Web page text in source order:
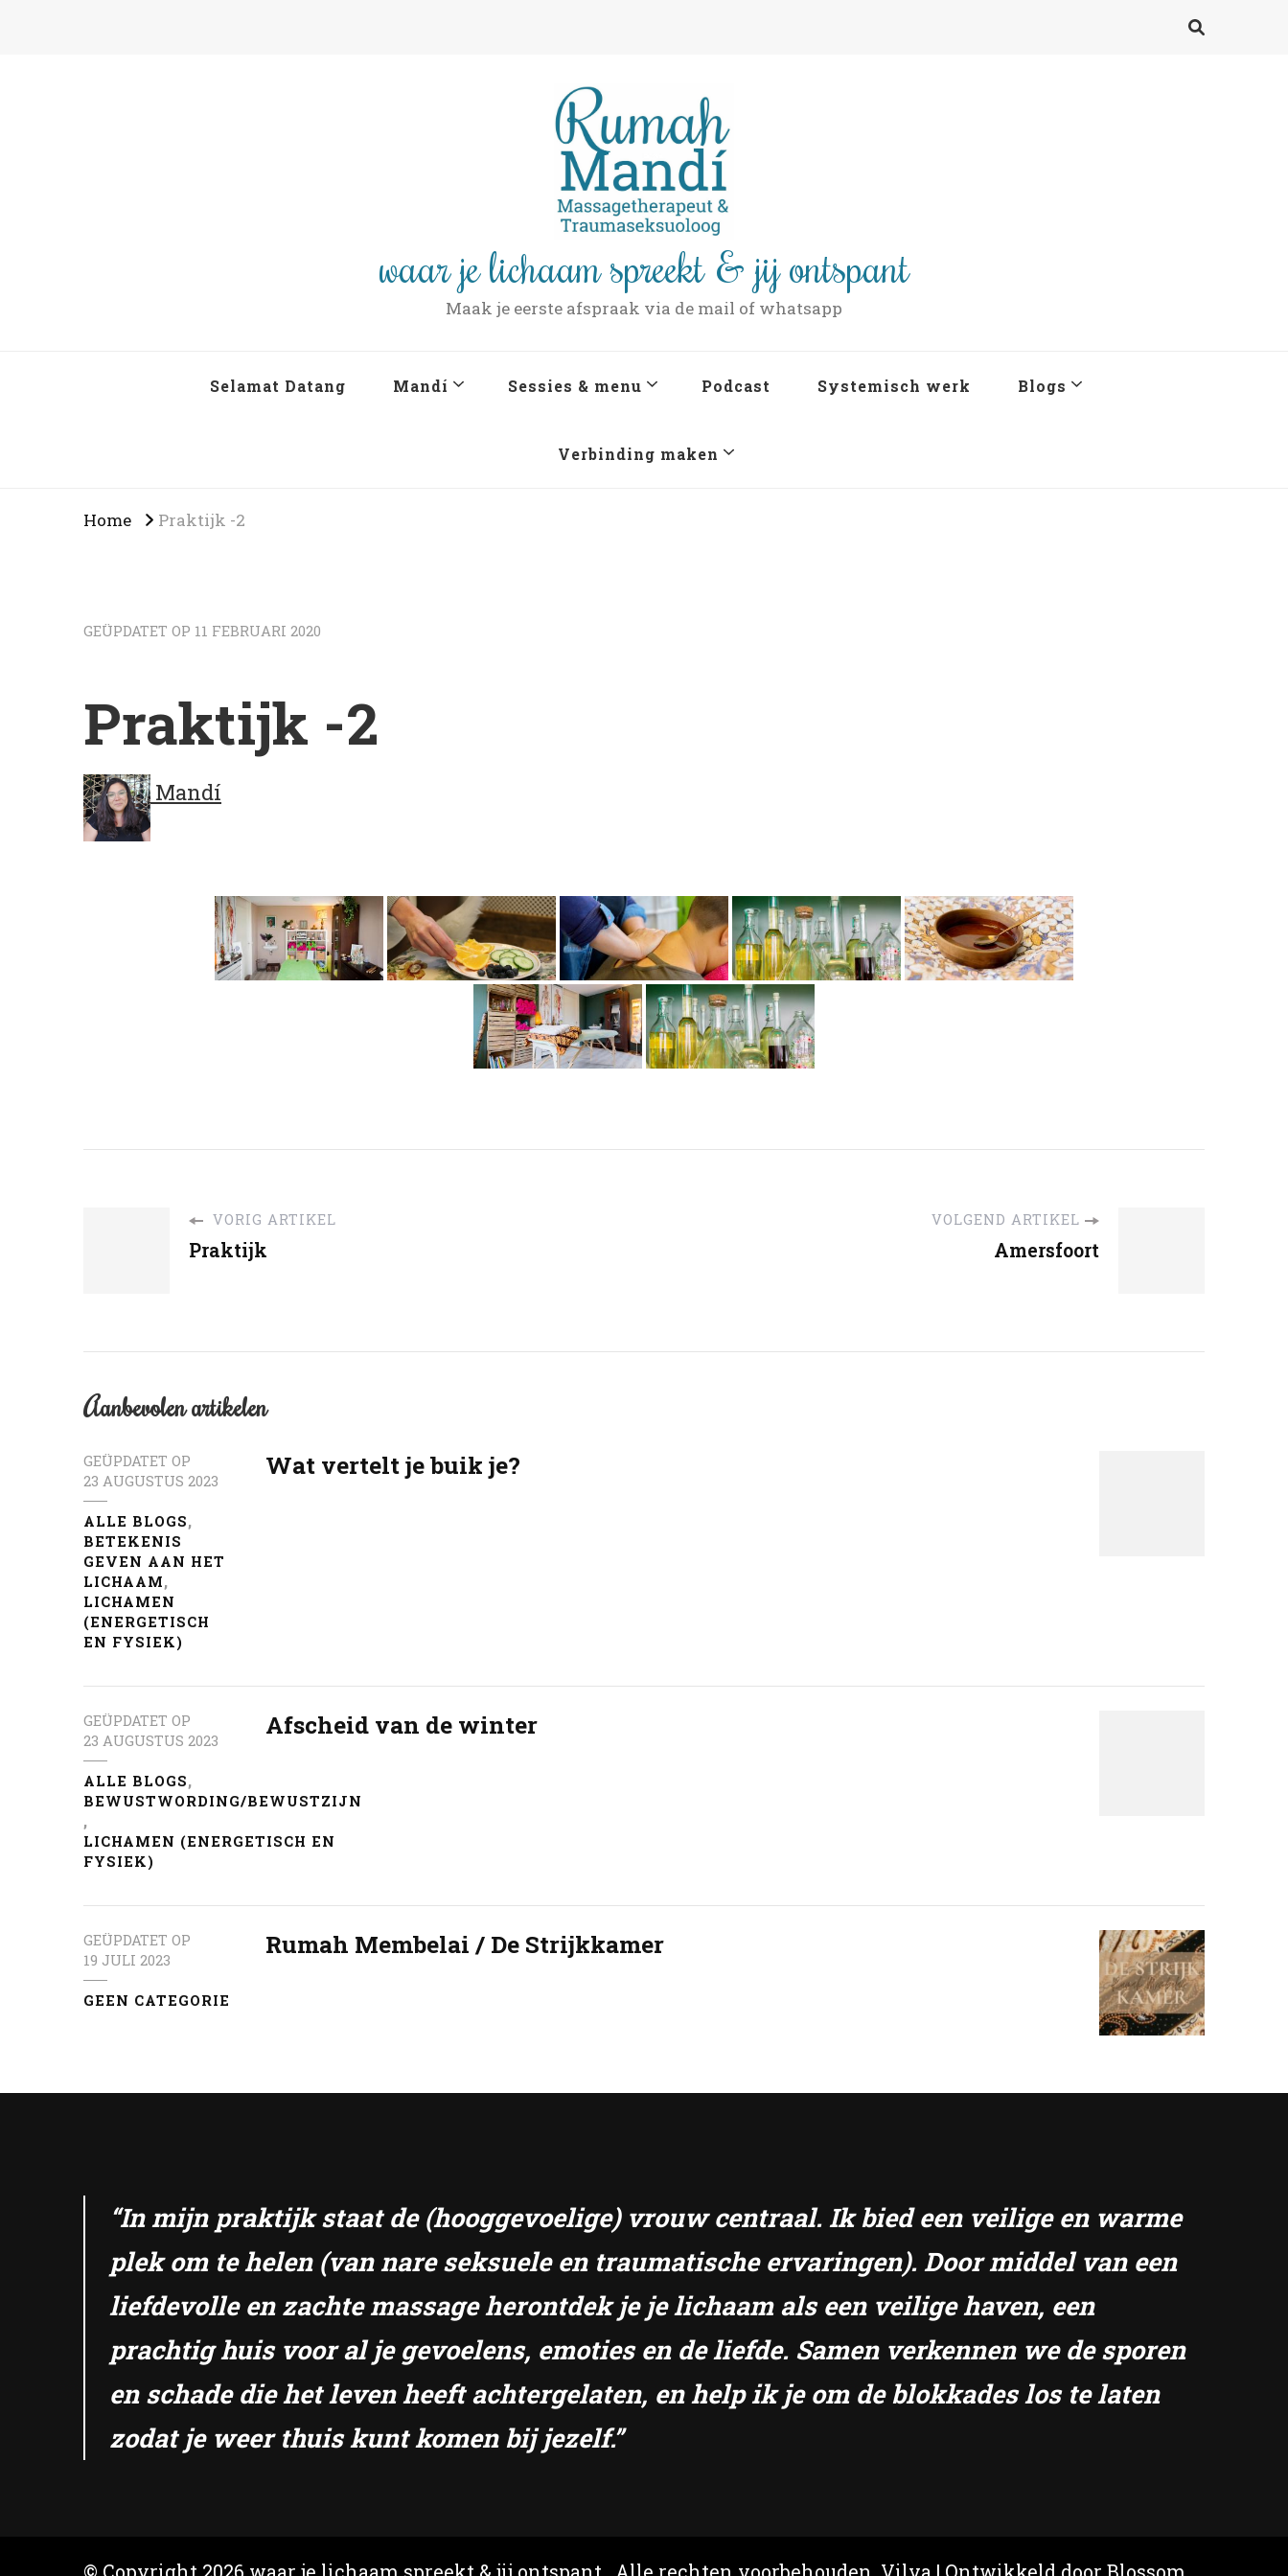
waar je lichaam spreekt & jij ontspant
Maak je eerste afspraak via de mail of whatsapp
Selamat Datang Mandí Sessies & menu Podcast Systemisch werk Blogs
Verbinding maken
Home Praktijk -2
GEÜPDATET OP 11 FEBRUARI 2020
Praktijk -2
Mandí
VORIG ARTIKEL
Praktijk
VOLGEND ARTIKEL
Amersfoort
Aanbevolen artikelen
GEÜPDATET OP
23 AUGUSTUS 2023
ALLE BLOGS
BETEKENIS
GEVEN AAN HET
LICHAAM
LICHAMEN
(ENERGETISCH
EN FYSIEK)
Wat vertelt je buik je?
GEÜPDATET OP
23 AUGUSTUS 2023
ALLE BLOGS
BEWUSTWORDING/BEWUSTZIJN
LICHAMEN (ENERGETISCH EN
FYSIEK)
Afscheid van de winter
GEÜPDATET OP
19 JULI 2023
GEEN CATEGORIE
Rumah Membelai / De Strijkkamer
“In mijn praktijk staat de (hooggevoelige) vrouw centraal. Ik bied een veilige en warme
plek om te helen (van nare seksuele en traumatische ervaringen). Door middel van een
liefdevolle en zachte massage herontdek je je lichaam als een veilige haven, een
prachtig huis voor al je gevoelens, emoties en de liefde. Samen verkennen we de sporen
en schade die het leven heeft achtergelaten, en help ik je om de blokkades los te laten
zodat je weer thuis kunt komen bij jezelf.”